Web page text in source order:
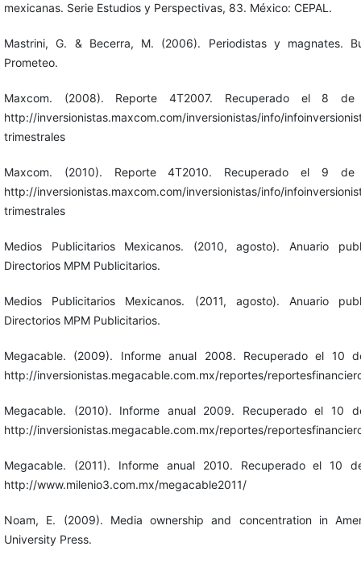
mexicanas. Serie Estudios y Perspectivas, 83. México: CEPAL.
Mastrini, G. & Becerra, M. (2006). Periodistas y magnates.
Prometeo.
Maxcom. (2008). Reporte 4T2007. Recuperado el 8
http://inversionistas.maxcom.com/inversionistas/info/
trimestrales
Maxcom. (2010). Reporte 4T2010. Recuperado el 9
http://inversionistas.maxcom.com/inversionistas/info/
trimestrales
Medios Publicitarios Mexicanos. (2010, agosto). Anuario
Directorios MPM Publicitarios.
Medios Publicitarios Mexicanos. (2011, agosto). Anuario
Directorios MPM Publicitarios.
Megacable. (2009). Informe anual 2008. Recuperado el 10
http://inversionistas.megacable.com.mx/reportes/
Megacable. (2010). Informe anual 2009. Recuperado el 10
http://inversionistas.megacable.com.mx/reportes/
Megacable. (2011). Informe anual 2010. Recuperado el 10
http://www.milenio3.com.mx/megacable2011/
Noam, E. (2009). Media ownership and concentration in
University Press.